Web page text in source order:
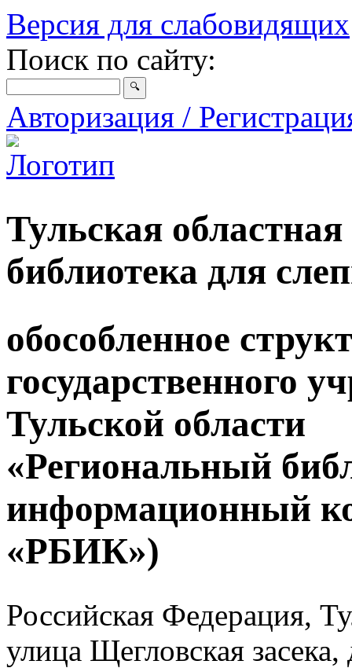
Версия для слабовидящих
Поиск по сайту:
Авторизация /
Тульская
библиотека для
обособленное
государственного
Тульской области
«Региональный
информационный
«РБИК»)
Российская Федерация,
улица Щегловская